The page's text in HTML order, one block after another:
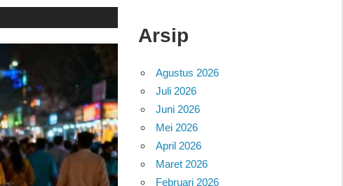
Arsip
Agustus 2026
Juli 2026
Juni 2026
Mei 2026
April 2026
Maret 2026
Februari 2026